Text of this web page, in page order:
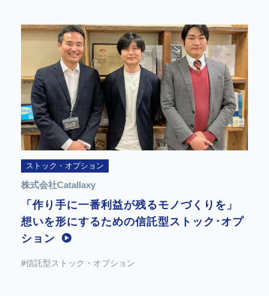
ストック・オプション
株式会社Catallaxy
「作り手に一番利益が残るモノづくりを」
想いを形にするための信託型ストック･オプ
ション
#信託型ストック・オプション